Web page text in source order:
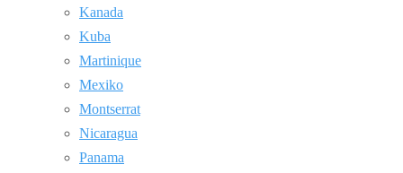
Kanada
Kuba
Martinique
Mexiko
Montserrat
Nicaragua
Panama